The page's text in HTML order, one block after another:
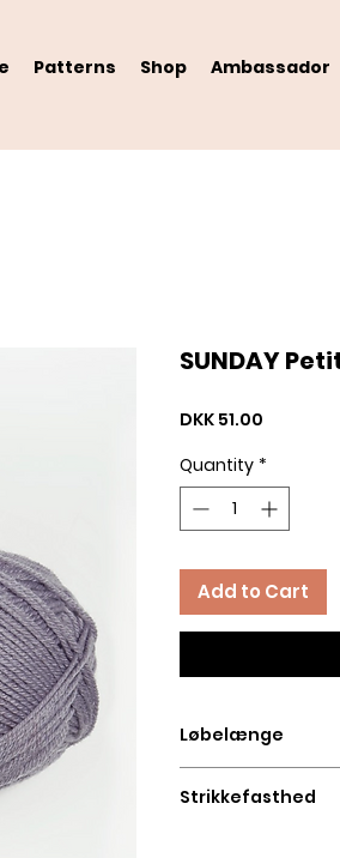
Patterns Shop Ambassador
SUNDAY
DKK 51.00
Quantity *
Add to Cart
Løbelænge
Strikkefasthed